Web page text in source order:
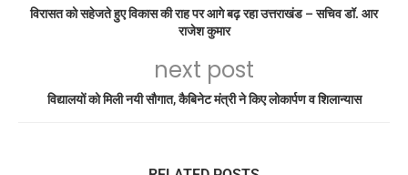
विरासत को सहेजते हुए विकास की राह पर आगे बढ़ रहा उत्तराखंड – सचिव डॉ. आर
राजेश कुमार
next post
विद्यालयों को मिली नयी सौगात, कैबिनेट मंत्री ने किए लोकार्पण व शिलान्यास